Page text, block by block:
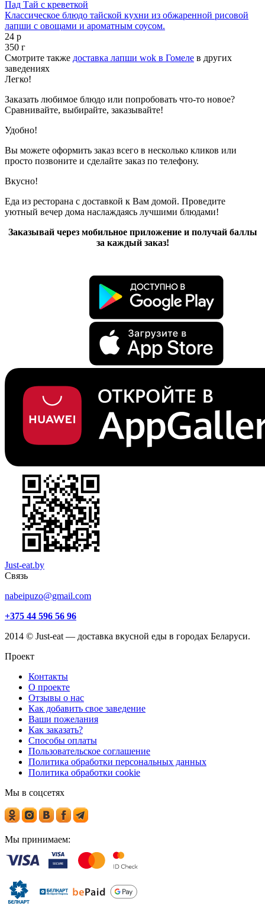
Пад Тай с креветкой
Классическое блюдо тайской кухни из обжаренной рисовой
лапши с овощами и ароматным соусом.
24 р
350 г
Смотрите также доставка лапши wok в Гомеле в других
заведениях
Легко!
Заказать любимое блюдо или попробовать что-то новое?
Сравнивайте, выбирайте, заказывайте!
Удобно!
Вы можете оформить заказ всего в несколько кликов или
просто позвоните и сделайте заказ по телефону.
Вкусно!
Еда из ресторана с доставкой к Вам домой. Проведите
уютный вечер дома наслаждаясь лучшими блюдами!
Заказывай через мобильное приложение и получай баллы
за каждый заказ!
Just-eat.by
Связь
nabeipuzo@gmail.com
+375 44 596 56 96
2014 © Just-eat — доставка вкусной еды в городах Беларуси.
Проект
Контакты
О проекте
Отзывы о нас
Как добавить свое заведение
Ваши пожелания
Как заказать?
Способы оплаты
Пользовательское соглашение
Политика обработки персональных данных
Политика обработки cookie
Мы в соцсетях
Мы принимаем: